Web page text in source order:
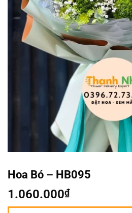
Hoa Bó – HB095
1.060.000₫